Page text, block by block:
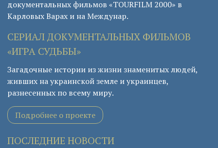
документальных фильмов «TOURFILM 2000» в
Карловых Варах и на Междунар.
СЕРИАЛ ДОКУМЕНТАЛЬНЫХ ФИЛЬМОВ
«ИГРА СУДЬБЫ»
Загадочные истории из жизни знаменитых людей,
живших на украинской земле и украинцев,
разнесенных по всему миру.
Подробнее о проекте
ПОСЛЕДНИЕ НОВОСТИ